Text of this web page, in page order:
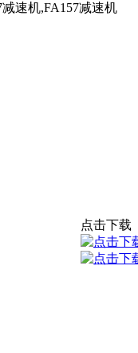
速机,FA157减速机
点击下载